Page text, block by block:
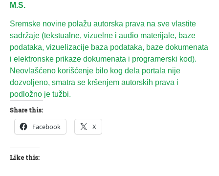
M.S.
Sremske novine polažu autorska prava na sve vlastite
sadržaje (tekstualne, vizuelne i audio materijale, baze
podataka, vizuelizacije baza podataka, baze dokumenata
i elektronske prikaze dokumenata i programerski kod).
Neovlašćeno korišćenje bilo kog dela portala nije
dozvoljeno, smatra se kršenjem autorskih prava i
podložno je tužbi.
Share this:
Facebook X
Like this: